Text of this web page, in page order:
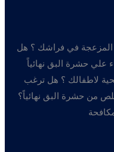
المزعجة في فراشك ؟ هل
حشرة البق نهائياً
لاطفالك ؟ هل ترغب
من حشرة البق نهائياً؟